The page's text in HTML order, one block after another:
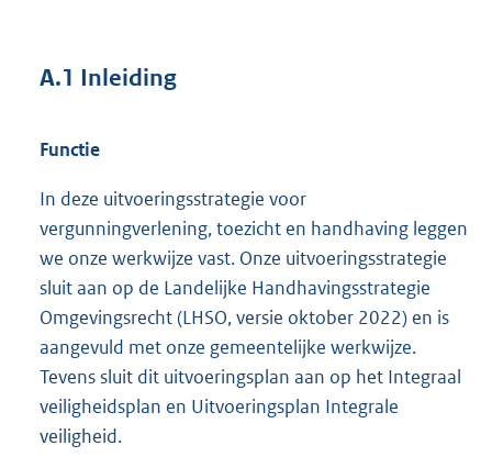
A.1 Inleiding
Functie
In deze uitvoeringsstrategie voor
vergunningverlening, toezicht en handhaving leggen
we onze werkwijze vast. Onze uitvoeringsstrategie
sluit aan op de Landelijke Handhavingsstrategie
Omgevingsrecht (LHSO, versie oktober 2022) en is
aangevuld met onze gemeentelijke werkwijze.
Tevens sluit dit uitvoeringsplan aan op het Integraal
veiligheidsplan en Uitvoeringsplan Integrale
veiligheid.